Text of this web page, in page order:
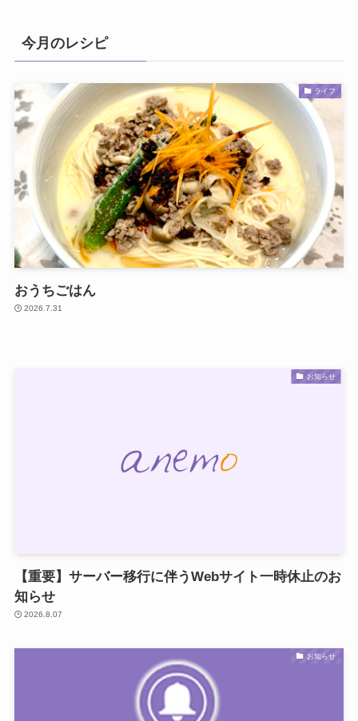
今月のレシピ
ライフ
おうちごはん
2026.7.31
お知らせ
【重要】サーバー移行に伴うWebサイト一時休止のお
知らせ
2026.8.07
お知らせ